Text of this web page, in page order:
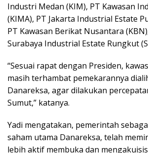
Industri Medan (KIM), PT Kawasan
(KIMA), PT Jakarta Industrial Estate
PT Kawasan Berikat Nusantara
Surabaya Industrial Estate Rungkut
“Sesuai rapat dengan Presiden,
masih terhambat pemekarannya
Danareksa, agar dilakukan
Sumut,” katanya.
Yadi mengatakan, pemerintah
saham utama Danareksa, telah
lebih aktif membuka dan